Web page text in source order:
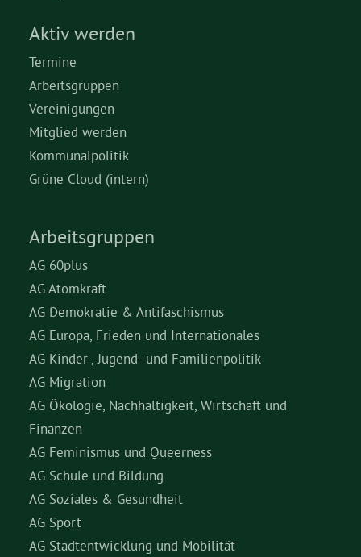
Aktiv werden
Termine
Arbeitsgruppen
Vereinigungen
Mitglied werden
Kommunalpolitik
Grüne Cloud (intern)
Arbeitsgruppen
AG 60plus
AG Atomkraft
AG Demokratie & Antifaschismus
AG Europa, Frieden und Internationales
AG Kinder-, Jugend- und Familienpolitik
AG Migration
AG Ökologie, Nachhaltigkeit, Wirtschaft und
Finanzen
AG Feminismus und Queerness
AG Schule und Bildung
AG Soziales & Gesundheit
AG Sport
AG Stadtentwicklung und Mobilität